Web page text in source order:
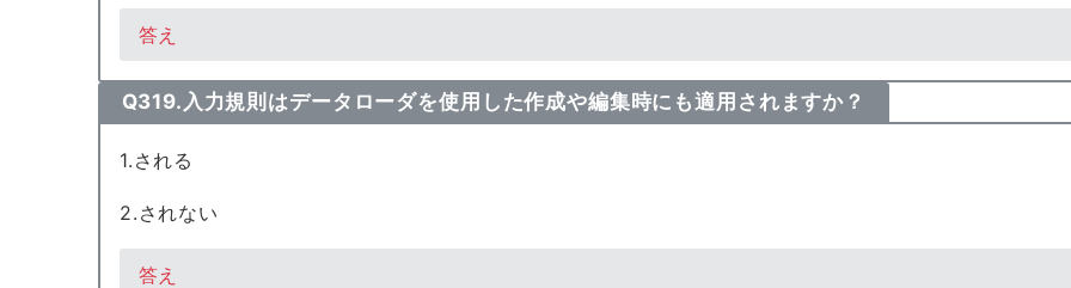
答え
Q319.入力規則はデータローダを使用した作成や編集時にも適用されますか？
1.される
2.されない
答え